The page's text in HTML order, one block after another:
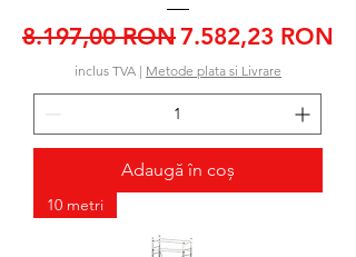
Preț normal
8.197,00 RONPreț redus
7.582,23 RON
inclus TVA | Metode plata si Livrare
Adaugă în coș
10 metri